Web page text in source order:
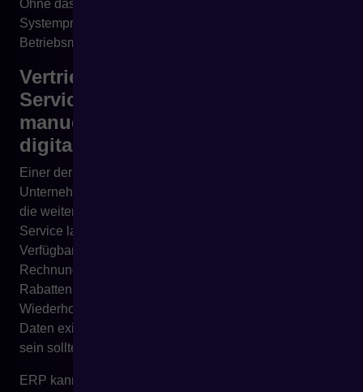
Ohne das bleibt digitale Transformation ein internes
Systemprojekt und keine Veränderung des
Betriebsmodells des Unternehmens.
Vertriebsmitarbeiter und Customer
Service arbeiten weiterhin
manuell, wenn ERP nicht mit
digitalen Kanälen verbunden ist
Einer der besten Tests für die digitale Reife eines
Unternehmens ist die Anzahl wiederkehrender Fragen,
die weiterhin bei Vertriebsmitarbeitern und Customer
Service landen. Wenn Kunden regelmäßig nach
Verfügbarkeit, Preisen, Status, Dokumenten,
Rechnungen, Lieferbedingungen, Bestellhistorie,
Rabatten, Rückgaben oder der Möglichkeit einer
Wiederholung des Kaufs fragen, bedeutet das, dass die
Daten existieren, aber nicht dort verfügbar sind, wo sie
sein sollten.
ERP kann Antworten auf viele dieser Fragen enthalten.